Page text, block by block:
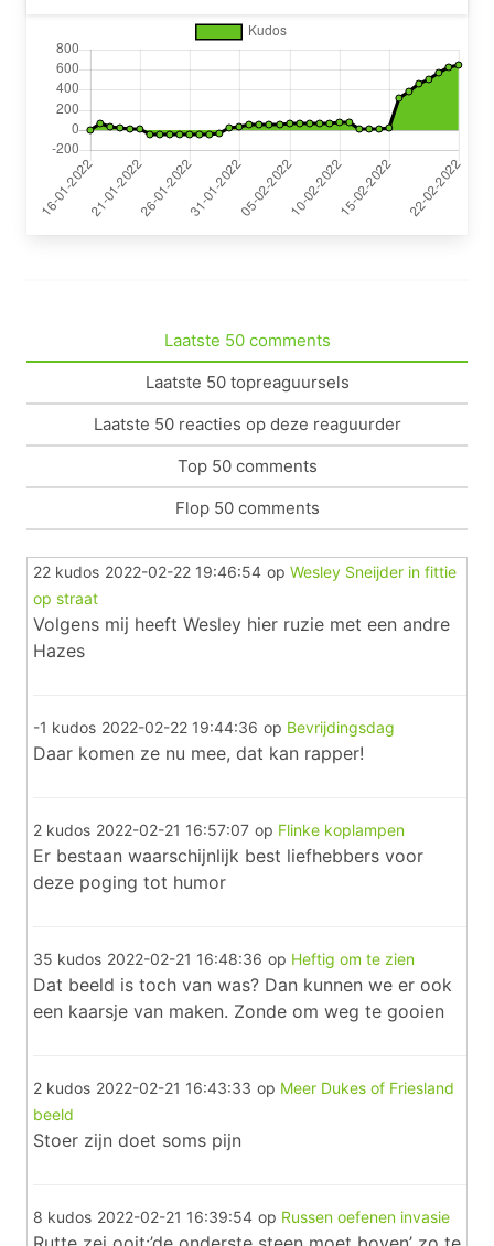
Laatste 50 comments
Laatste 50 topreaguursels
Laatste 50 reacties op deze reaguurder
Top 50 comments
Flop 50 comments
22 kudos 2022-02-22 19:46:54 op Wesley Sneijder in fittie
op straat
Volgens mij heeft Wesley hier ruzie met een andre
Hazes
-1 kudos 2022-02-22 19:44:36 op Bevrijdingsdag
Daar komen ze nu mee, dat kan rapper!
2 kudos 2022-02-21 16:57:07 op Flinke koplampen
Er bestaan waarschijnlijk best liefhebbers voor
deze poging tot humor
35 kudos 2022-02-21 16:48:36 op Heftig om te zien
Dat beeld is toch van was? Dan kunnen we er ook
een kaarsje van maken. Zonde om weg te gooien
2 kudos 2022-02-21 16:43:33 op Meer Dukes of Friesland
beeld
Stoer zijn doet soms pijn
8 kudos 2022-02-21 16:39:54 op Russen oefenen invasie